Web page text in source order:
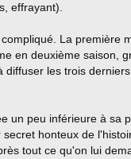
effrayant).
La première
en deuxième saison,
diffuser les trois
un peu inférieure à sa
honteux de
tout ce qu'on lui